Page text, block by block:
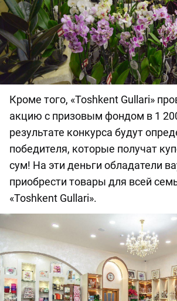
Кроме того, «Toshkent Gullari»
акцию с призовым фондом в 1
результате конкурса будут
победителя, которые получат
сум! На эти деньги обладатели
приобрести товары для всей
«Toshkent Gullari».